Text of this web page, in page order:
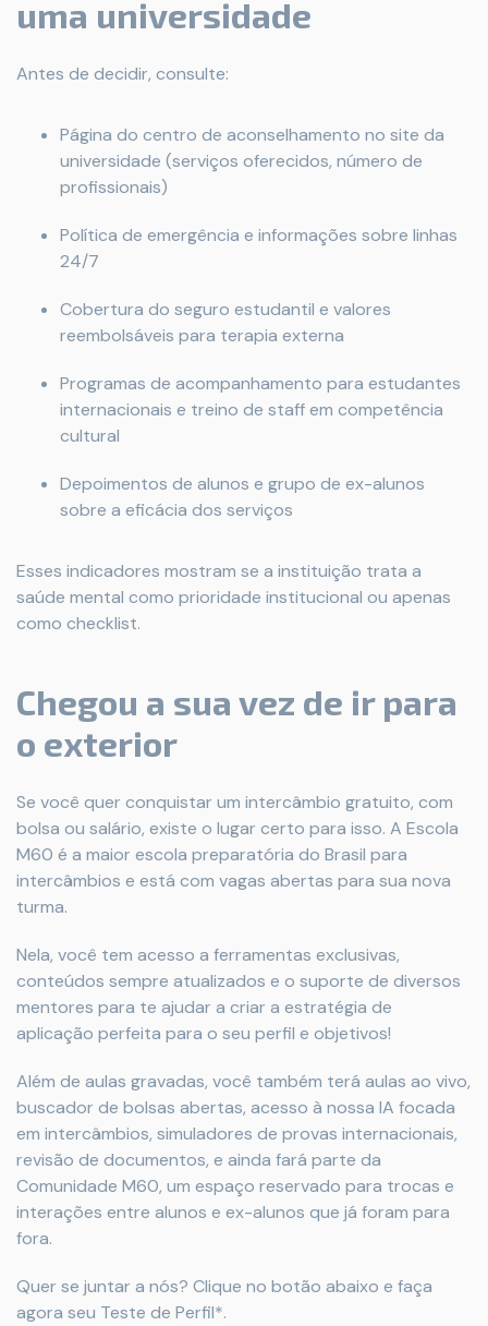
uma universidade
Antes de decidir, consulte:
Página do centro de aconselhamento no site da
universidade (serviços oferecidos, número de
profissionais)
Política de emergência e informações sobre linhas
24/7
Cobertura do seguro estudantil e valores
reembolsáveis para terapia externa
Programas de acompanhamento para estudantes
internacionais e treino de staff em competência
cultural
Depoimentos de alunos e grupo de ex-alunos
sobre a eficácia dos serviços
Esses indicadores mostram se a instituição trata a
saúde mental como prioridade institucional ou apenas
como checklist.
Chegou a sua vez de ir para
o exterior
Se você quer conquistar um intercâmbio gratuito, com
bolsa ou salário, existe o lugar certo para isso. A Escola
M60 é a maior escola preparatória do Brasil para
intercâmbios e está com vagas abertas para sua nova
turma.
Nela, você tem acesso a ferramentas exclusivas,
conteúdos sempre atualizados e o suporte de diversos
mentores para te ajudar a criar a estratégia de
aplicação perfeita para o seu perfil e objetivos!
Além de aulas gravadas, você também terá aulas ao vivo,
buscador de bolsas abertas, acesso à nossa IA focada
em intercâmbios, simuladores de provas internacionais,
revisão de documentos, e ainda fará parte da
Comunidade M60, um espaço reservado para trocas e
interações entre alunos e ex-alunos que já foram para
fora.
Quer se juntar a nós? Clique no botão abaixo e faça
agora seu Teste de Perfil*.